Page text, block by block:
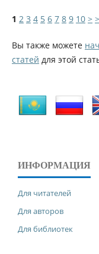
1 2 3 4 5 6 7 8 9 10 >
Вы также можете
статей для этой
ИНФОРМАЦИЯ
Для читателей
Для авторов
Для библиотек